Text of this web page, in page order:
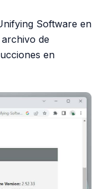
Software en
de
en